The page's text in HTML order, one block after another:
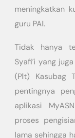
meningkatkan
guru PAI.
Tidak hanya
Syafi’i yang
(Plt) Kasubag
pentingnya
aplikasi
proses
lama sehingga